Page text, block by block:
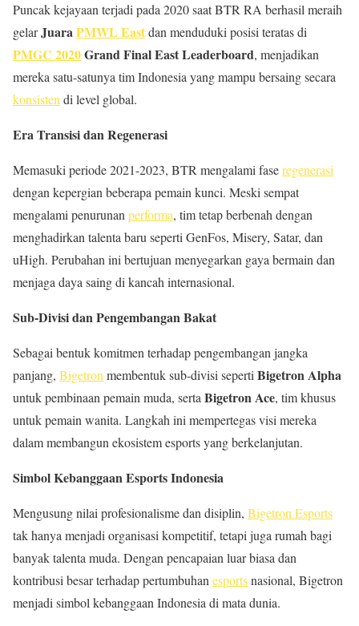
Puncak kejayaan terjadi pada 2020 saat BTR RA berhasil meraih
gelarJuaraPMWL Eastdan menduduki posisi teratas di
PMGC 2020Grand Final East Leaderboard, menjadikan
mereka satu-satunya tim Indonesia yang mampu bersaing secara
konsisten di level global.
Era Transisi dan Regenerasi
Memasuki periode 2021-2023, BTR mengalami faseregenerasi
dengan kepergian beberapa pemain kunci. Meski sempat
mengalami penurunan performa, tim tetap berbenah dengan
menghadirkan talenta baru seperti GenFos, Misery, Satar, dan
uHigh. Perubahan ini bertujuan menyegarkan gaya bermain dan
menjaga daya saing di kancah internasional.
Sub-Divisi dan Pengembangan Bakat
Sebagai bentuk komitmen terhadap pengembangan jangka
panjang, Bigetron membentuk sub-divisi seperti Bigetron Alpha
untuk pembinaan pemain muda, serta Bigetron Ace, tim khusus
untuk pemain wanita. Langkah ini mempertegas visi mereka
dalam membangun ekosistem esports yang berkelanjutan.
Simbol Kebanggaan Esports Indonesia
Mengusung nilai profesionalisme dan disiplin, Bigetron Esports
tak hanya menjadi organisasi kompetitif, tetapi juga rumah bagi
banyak talenta muda. Dengan pencapaian luar biasa dan
kontribusi besar terhadap pertumbuhan esportsnasional, Bigetron
menjadi simbol kebanggaan Indonesia di mata dunia.